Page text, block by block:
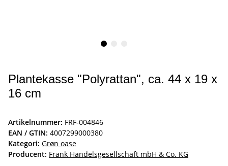
Plantekasse "Polyrattan", ca. 44 x 19 x
16 cm
Artikelnummer: FRF-004846
EAN / GTIN: 4007299000380
Kategori: Grøn oase
Producent: Frank Handelsgesellschaft mbH & Co. KG